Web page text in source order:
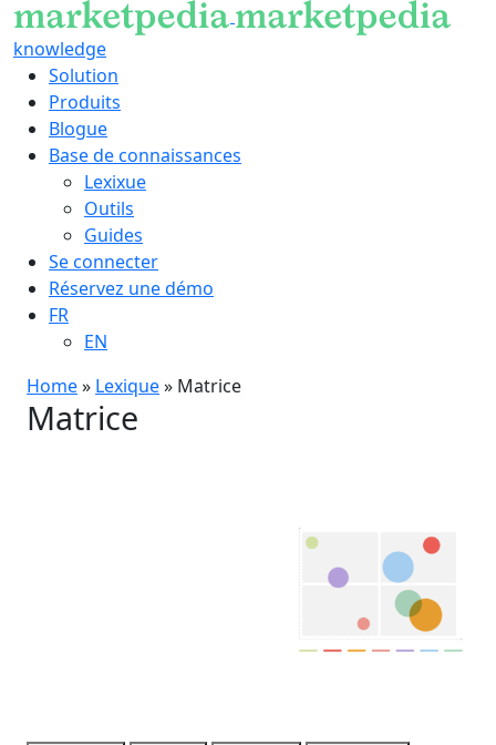
knowledge
Solution
Produits
Blogue
Base de connaissances
Lexixue
Outils
Guides
Se connecter
Réservez une démo
FR
EN
Home» Lexique» Matrice
Matrice